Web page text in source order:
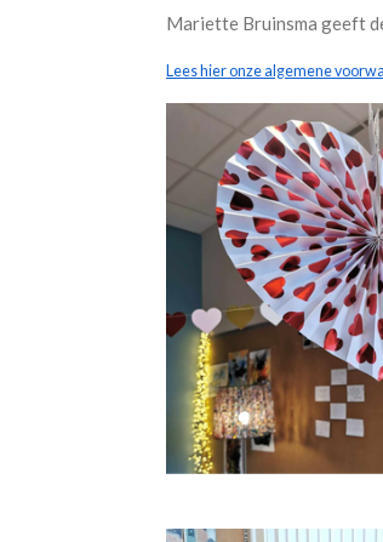
Mariette Bruinsma geeft
Lees hier onze algemene